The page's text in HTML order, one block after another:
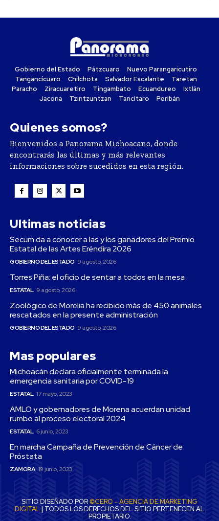
Gobierno del Estado Pátzcuaro
Nuevo Parangaricutiro
Tangancícuaro
Chilchota Salvador Escalante
Taretan
Paracho
Ziracuaretiro Tingambato Ecuandureo
Ixtlán
Jacona
Tzintzuntzan Tancítaro Peribán
Quienes somos?
Bienvenidos a Panorama Michoacano, donde
encontrarás las últimas y más relevantes
informaciones sobre sucedidos en esta región.
Ultimas noticias
Secum da a conocer a las y los ganadores del Premio
Estatal de las Artes Eréndira 2026
GOBIERNO DEL ESTADO 9 agosto, 2026
Torres Piña: el oficio de sentar a todos en la mesa
ESTATAL 9 agosto, 2026
Zoológico de Morelia ha recibido más de 450 animales
rescatados en la presente administración
GOBIERNO DEL ESTADO 9 agosto, 2026
Mas populares
Michoacán declara oficialmente terminada la
emergencia sanitaria por COVID-19
ESTATAL 17 mayo, 2023
AMLO y gobernadores de Morena acuerdan unidad
rumbo al proceso electoral 2024
ESTATAL 6 junio, 2023
En marcha Campaña de Prevención de Cáncer de
Próstata
ZAMORA 19 junio, 2023
SITIO DISEÑADO POR©CERO - AGENCIA DE MARKETING
DIGITAL| TODOS LOS DERECHOS DEL SITIO PERTENECEN AL
PROPIETARIO.